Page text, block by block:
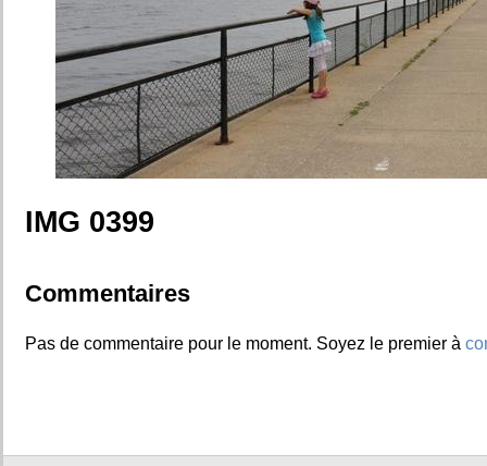
IMG 0399
Commentaires
Pas de commentaire pour le moment. Soyez le premier à